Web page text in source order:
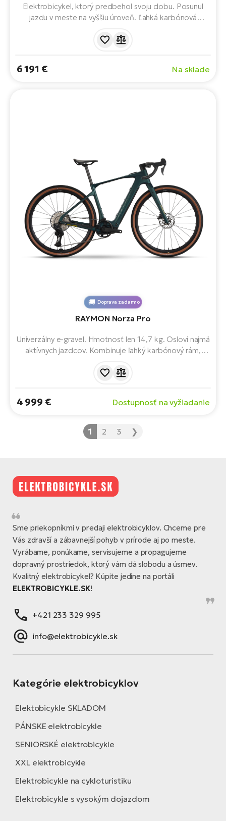
Elektrobicykel, ktorý predbehol svoju dobu. Posunul
jazdu v meste na vyššiu úroveň. Ľahká karbónová
400Wh batéria poskytujú plynulý a bezproblémový
6 191 € Na sklade
Doprava zadarmo
RAYMON Norza Pro
Univerzálny e-gravel. Hmotnosť len 14,7 kg. Osloví najmä
aktívnych jazdcov. Kombinuje ľahký karbónový rám,
radenie Shimano XT Di2 - ideálna voľba na dlhé
4 999 € Dostupnosť na vyžiadanie
1 2 3 ❯
Sme priekopníkmi v predaji elektrobicyklov. Chceme pre
Vás zdravší a zábavnejší pohyb v prírode aj po meste.
Vyrábame, ponúkame, servisujeme a propagujeme
dopravný prostriedok, ktorý vám dá slobodu a úsmev.
Kvalitný elektrobicykel? Kúpite jedine na portáli
ELEKTROBICYKLE.SK!
+421 233 329 995
info@elektrobicykle.sk
Kategórie elektrobicyklov
Elektobicykle SKLADOM
PÁNSKE elektrobicykle
SENIORSKÉ elektrobicykle
XXL elektrobicykle
Elektrobicykle na cykloturistiku
Elektrobicykle s vysokým dojazdom